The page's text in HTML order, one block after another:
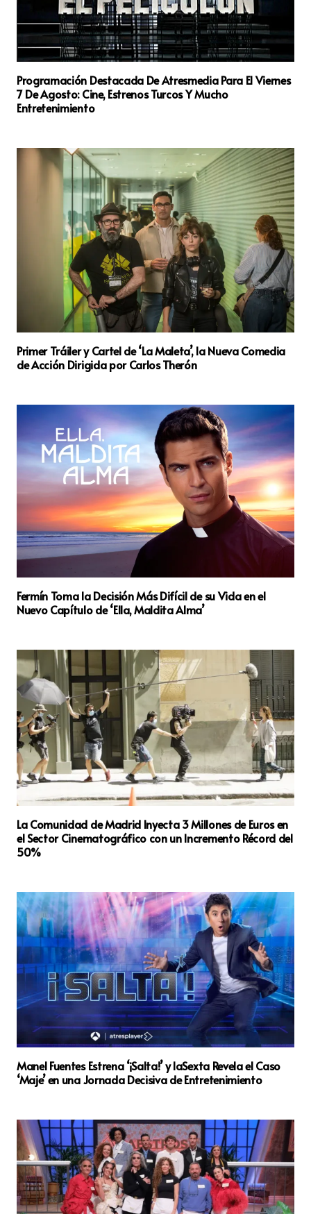
Programación Destacada De Atresmedia Para El Viernes
7 De Agosto: Cine, Estrenos Turcos Y Mucho
Entretenimiento
Primer Tráiler y Cartel de ‘La Maleta’, la Nueva Comedia
de Acción Dirigida por Carlos Therón
Fermín Toma la Decisión Más Difícil de su Vida en el
Nuevo Capítulo de ‘Ella, Maldita Alma’
La Comunidad de Madrid Inyecta 3 Millones de Euros en
el Sector Cinematográfico con un Incremento Récord del
50%
Manel Fuentes Estrena ‘¡Salta!’ y laSexta Revela el Caso
‘Maje’ en una Jornada Decisiva de Entretenimiento